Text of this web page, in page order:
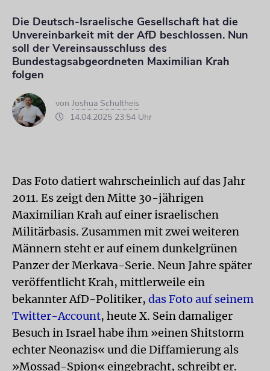
Die Deutsch-Israelische Gesellschaft hat die
Unvereinbarkeit mit der AfD beschlossen. Nun
soll der Vereinsausschluss des
Bundestagsabgeordneten Maximilian Krah
folgen
von Joshua Schultheis
14.04.2025 23:54 Uhr
Das Foto datiert wahrscheinlich auf das Jahr
2011. Es zeigt den Mitte 30-jährigen
Maximilian Krah auf einer israelischen
Militärbasis. Zusammen mit zwei weiteren
Männern steht er auf einem dunkelgrünen
Panzer der Merkava-Serie. Neun Jahre später
veröffentlicht Krah, mittlerweile ein
bekannter AfD-Politiker, das Foto auf seinem
Twitter-Account, heute X. Sein damaliger
Besuch in Israel habe ihm »einen Shitstorm
echter Neonazis« und die Diffamierung als
»Mossad-Spion« eingebracht, schreibt er.